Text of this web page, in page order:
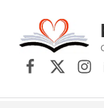
Skip to main
Skip to main content
Skip to footer
Facebook
X